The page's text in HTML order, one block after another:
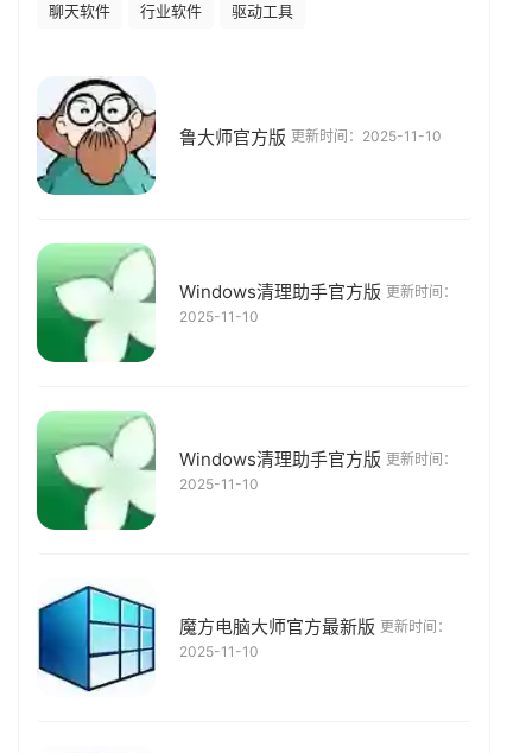
聊天软件 行业软件 驱动工具
鲁大师官方版 更新时间：2025-11-10
Windows清理助手官方版 更新时间：
2025-11-10
Windows清理助手官方版 更新时间：
2025-11-10
魔方电脑大师官方最新版 更新时间：
2025-11-10